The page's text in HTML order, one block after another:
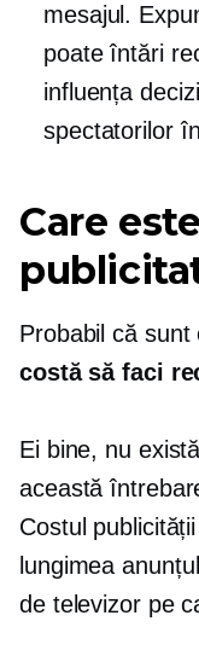
mesajul.
poate întări
influența
spectatorilor
Care
Probabil că
costă să faci
Ei bine, nu
această
Costul
lungimea
de televizor pe